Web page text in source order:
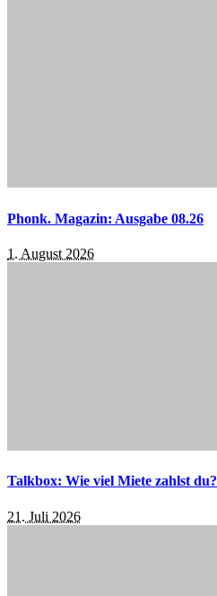
Phonk. Magazin: Ausgabe 08.26
1. August 2026
Talkbox: Wie viel Miete zahlst du?
21. Juli 2026